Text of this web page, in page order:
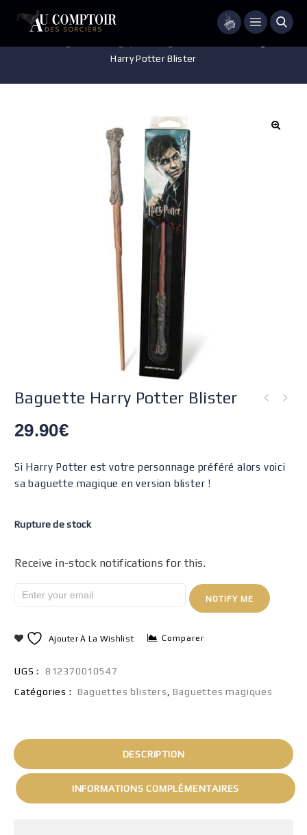
Menu
Harry Potter Blister
Baguette Harry Potter Blister
29.90€
Si Harry Potter est votre personnage préféré alors voici
sa baguette magique en version blister !
Rupture de stock
Receive in-stock notifications for this.
NOTIFY ME
Ajouter À La Wishlist Comparer
UGS :
812370010547
Catégories :
Baguettes blisters ,Baguettes magiques
DESCRIPTION
INFORMATIONS COMPLÉMENTAIRES